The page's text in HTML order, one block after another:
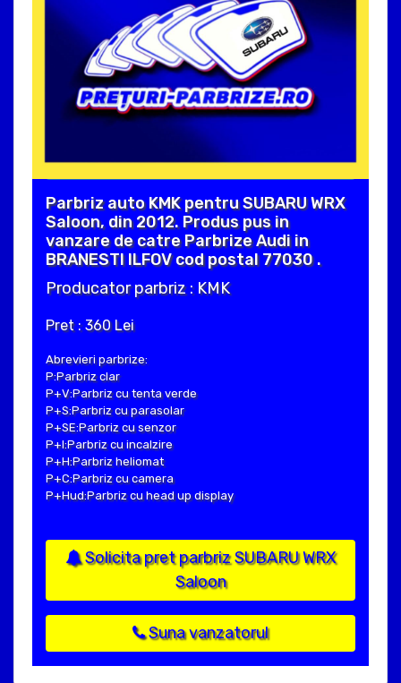
Parbriz auto KMK pentru SUBARU WRX
Saloon, din 2012. Produs pus in
vanzare de catre Parbrize Audi in
BRANESTI ILFOV cod postal 77030 .
Producator parbriz : KMK
Pret : 360 Lei
Abrevieri parbrize:
P:Parbriz clar
P+V:Parbriz cu tenta verde
P+S:Parbriz cu parasolar
P+SE:Parbriz cu senzor
P+I:Parbriz cu incalzire
P+H:Parbriz heliomat
P+C:Parbriz cu camera
P+Hud:Parbriz cu head up display
Solicita pret parbriz SUBARU WRX
Saloon
Suna vanzatorul